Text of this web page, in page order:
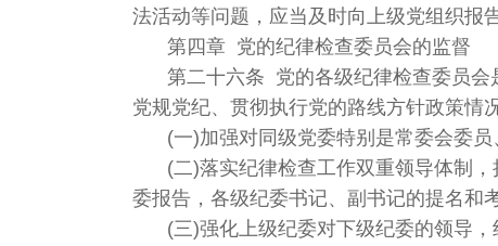
法活动等问题，应当及时向上级党组织报告
第四章 党的纪律检查委员会的监督
第二十六条 党的各级纪律检查委员会
党规党纪、贯彻执行党的路线方针政策情
(一)加强对同级党委特别是常委会委
(二)落实纪律检查工作双重领导体制
委报告，各级纪委书记、副书记的提名和
(三)强化上级纪委对下级纪委的领导